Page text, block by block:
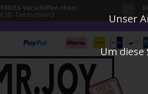
FREIES Verschiffen oben:
€38,- Deutschland Unser
Um diese